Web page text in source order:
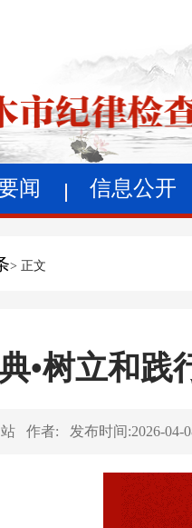
闻 信息公开
> 正文
•树立和践
作者: 发布时间:2026-04-